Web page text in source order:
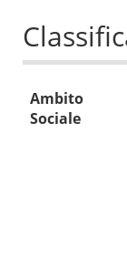
Ambito
Sociale